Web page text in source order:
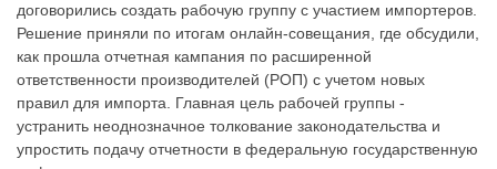
договорились создать рабочую группу с участием импортеров.
Решение приняли по итогам онлайн-совещания, где обсудили,
как прошла отчетная кампания по расширенной
ответственности производителей (РОП) с учетом новых
правил для импорта. Главная цель рабочей группы -
устранить неоднозначное толкование законодательства и
упростить подачу отчетности в федеральную государственную